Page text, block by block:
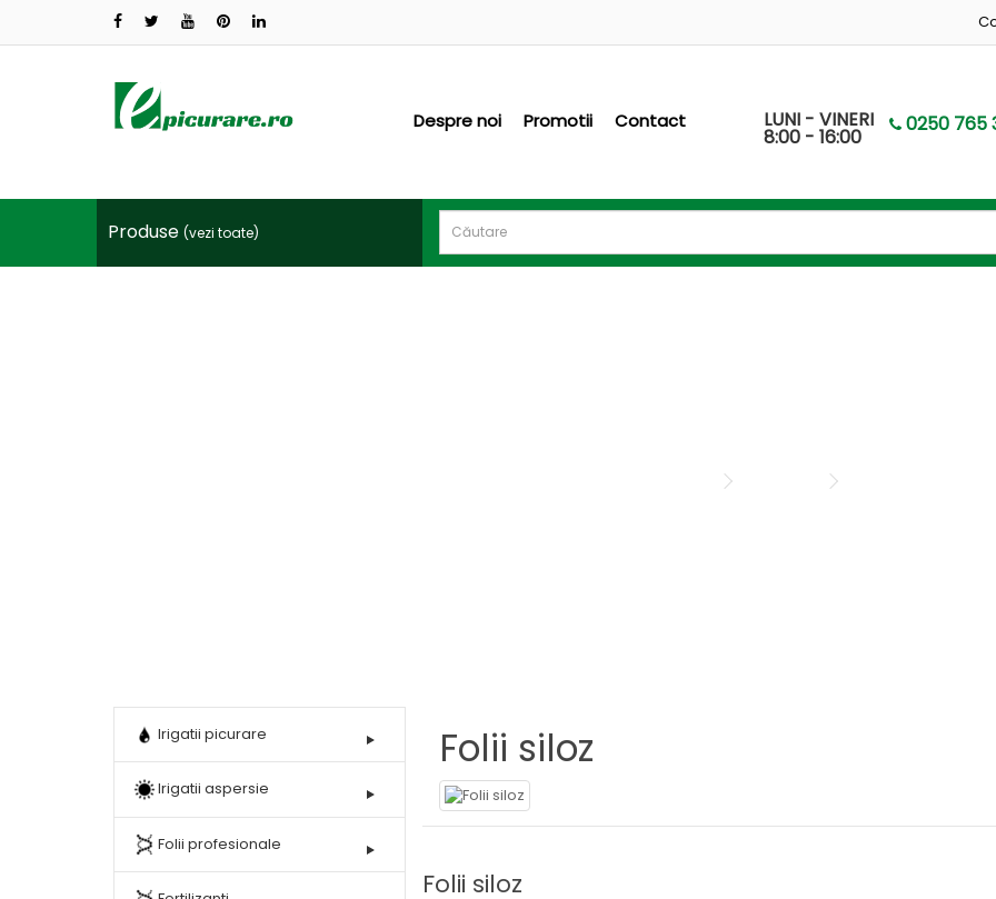
Despre noi Promotii Contact LUNI - VINERI
8:00 - 16:00
0250 765
Produse (vezi toate)
PRODUSE
profesionale
Irigatii picurare
Irigatii aspersie
Folii profesionale
Folii siloz
Folii siloz